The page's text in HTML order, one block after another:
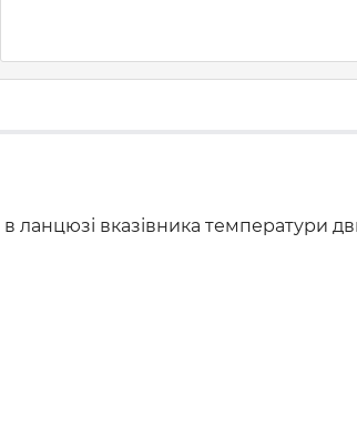
вказівника температури